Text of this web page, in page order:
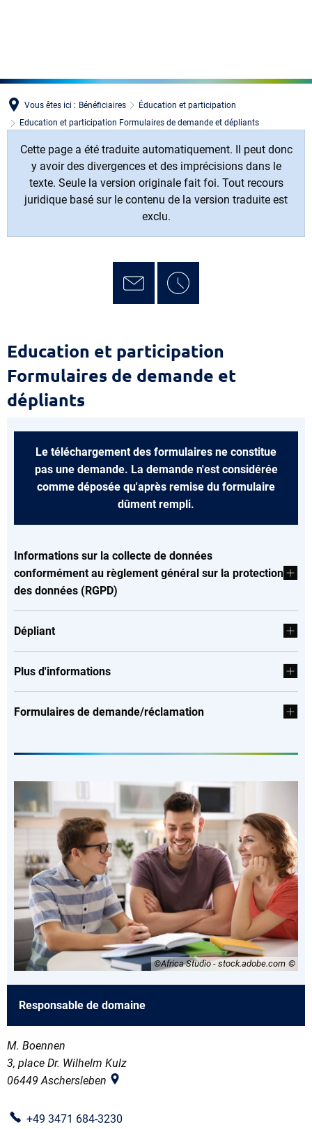
Vous êtes ici : Bénéficiaires
Éducation et participation
Education et participation Formulaires de demande et dépliants
Cette page a été traduite automatiquement. Il peut donc
y avoir des divergences et des imprécisions dans le
texte. Seule la version originale fait foi. Tout recours
juridique basé sur le contenu de la version traduite est
exclu.
Education
et
participation
demande
dépliants
Education et participation
Formulaires de demande et
dépliants
Le téléchargement des formulaires ne constitue
pas une demande. La demande n'est considérée
comme déposée qu'après remise du formulaire
dûment rempli.
Informations sur la collecte de données
conformément au règlement général sur la protection
des données (RGPD)
Dépliant
Plus d'informations
Formulaires de demande/réclamation
©Africa Studio - stock.adobe.com
Responsable de domaine
M. Boennen
3, place Dr. Wilhelm Kulz
06449 Aschersleben
+49 3471 684-3230